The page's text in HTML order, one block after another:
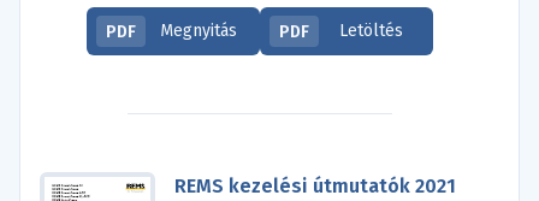
PDF Megnyitás PDF Letöltés
REMS kezelési útmutatók 2021